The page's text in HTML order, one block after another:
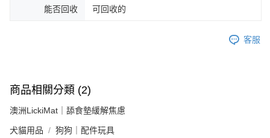
能否回收 可回收的
客服
商品相關分類 (2)
澳洲LickiMat｜舔食墊緩解焦慮
犬貓用品 狗狗｜配件玩具